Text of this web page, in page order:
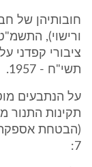
חובותיהן של
ציבורי קפדני
תשי"ח - 1957.
על הנתבעים
תקינות התנור
7: